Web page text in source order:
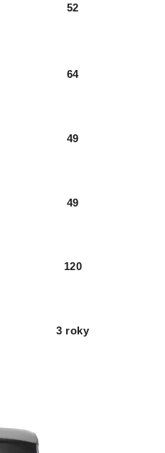
52
64
49
49
120
3 roky